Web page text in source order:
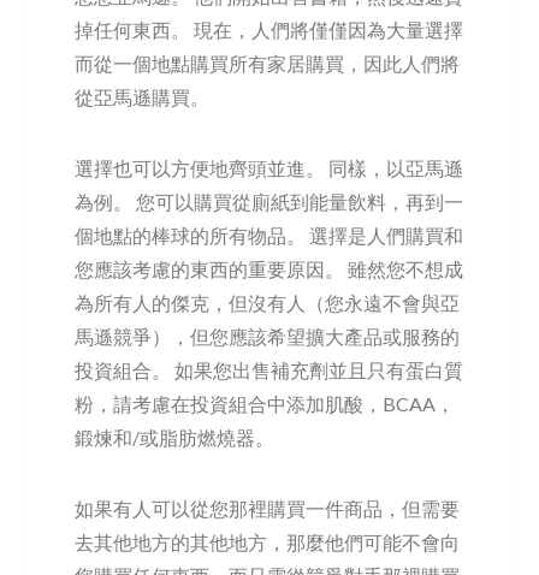
掉任何東西。 現在，人們將僅僅因為大量選擇
而從一個地點購買所有家居購買，因此人們將
從亞馬遜購買。
選擇也可以方便地齊頭並進。 同樣，以亞馬遜
為例。 您可以購買從廁紙到能量飲料，再到一
個地點的棒球的所有物品。 選擇是人們購買和
您應該考慮的東西的重要原因。 雖然您不想成
為所有人的傑克，但沒有人（您永遠不會與亞
馬遜競爭），但您應該希望擴大產品或服務的
投資組合。 如果您出售補充劑並且只有蛋白質
粉，請考慮在投資組合中添加肌酸，BCAA，
鍛煉和/或脂肪燃燒器。
如果有人可以從您那裡購買一件商品，但需要
去其他地方的其他地方，那麼他們可能不會向